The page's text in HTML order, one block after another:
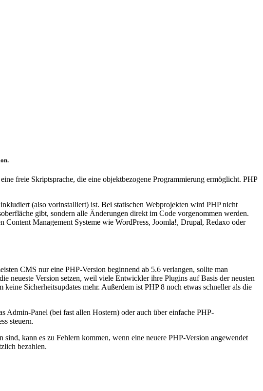
freie Skriptsprache, die eine objektbezogene Programmierung ermöglicht. PHP
(also vorinstalliert) ist. Bei statischen Webprojekten wird PHP nicht
gibt, sondern alle Änderungen direkt im Code vorgenommen werden.
Content Management Systeme wie WordPress, Joomla!, Drupal, Redaxo oder
CMS nur eine PHP-Version beginnend ab 5.6 verlangen, sollte man
neueste Version setzen, weil viele Entwickler ihre Plugins auf Basis der neusten
Sicherheitsupdates mehr. Außerdem ist PHP 8 noch etwas schneller als die
Admin-Panel (bei fast allen Hostern) oder auch über einfache PHP-
steuern.
kann es zu Fehlern kommen, wenn eine neuere PHP-Version angewendet
bezahlen.